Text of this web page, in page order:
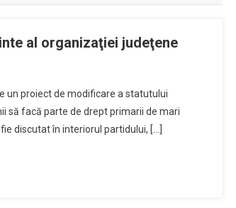
al organizaţiei judeţene
un proiect de modificare a statutului
să facă parte de drept primarii de mari
discutat în interiorul partidului, […]